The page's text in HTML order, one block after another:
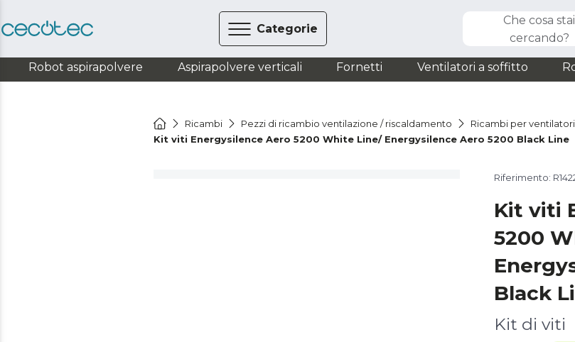
Categorie
Che cosa stai
cercando?
Robot aspirapolvere Aspirapolvere verticali Fornetti Ventilatori a soffitto
Ricambi Pezzi di ricambio ventilazione / riscaldamento
Ricambi per ventilatori
Kit viti Energysilence Aero 5200 White Line/ Energysilence Aero 5200 Black Line
Riferimento:
Kit viti
5200
Black
Kit di viti